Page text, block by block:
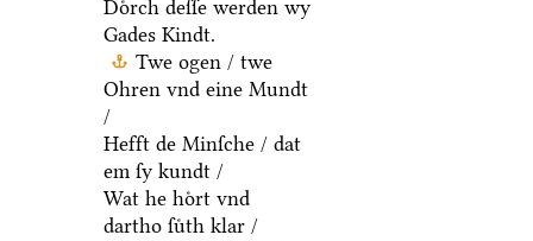
Doͤrch deſſe werden wy
Gades Kindt.
Twe ogen / twe
Ohren vnd eine Mundt
/
Hefft de Minſche / dat
em ſy kundt /
Wat he hoͤrt vnd
dartho ſuͤth klar /